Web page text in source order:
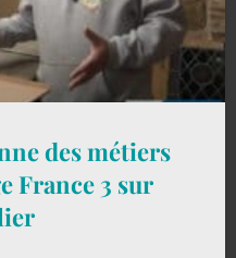
des métiers
France 3 sur